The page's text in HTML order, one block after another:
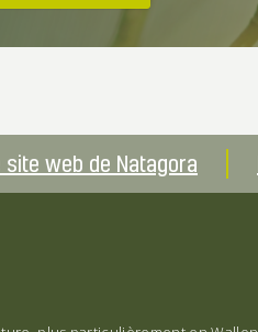
web de Natagora